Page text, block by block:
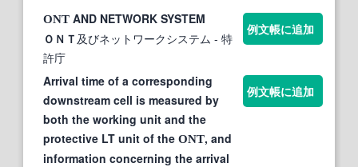
ONT AND NETWORK SYSTEM
ＯＮＴ 及びネットワークシステム - 特
許庁
例文帳に追加
Arrival time of a corresponding
downstream cell is measured by
both the working unit and the
protective LT unit of the ONT, and
information concerning the arrival
例文帳に追加